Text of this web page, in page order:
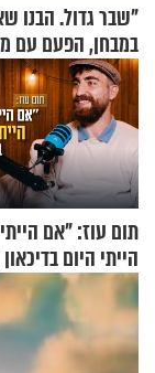
"שבר גדול. הבנו
במבחן, הפעם עם
תום עוז: "אם
הייתי היום